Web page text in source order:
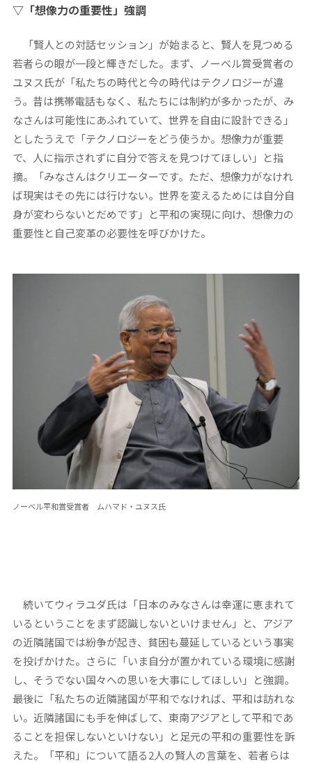
▽「想像力の重要性」強調
「賢人との対話セッション」が始まると、賢人を見つめる
若者らの眼が一段と輝きだした。まず、ノーベル賞受賞者の
ユヌス氏が「私たちの時代と今の時代はテクノロジーが違
う。昔は携帯電話もなく、私たちには制約が多かったが、み
なさんは可能性にあふれていて、世界を自由に設計できる」
としたうえで「テクノロジーをどう使うか。想像力が重要
で、人に指示されずに自分で答えを見つけてほしい」と指
摘。「みなさんはクリエーターです。ただ、想像力がなけれ
ば現実はその先には行けない。世界を変えるためには自分自
身が変わらないとだめです」と平和の実現に向け、想像力の
重要性と自己変革の必要性を呼びかけた。
ノーベル平和賞受賞者 ムハマド・ユヌス氏
続いてウィラユダ氏は「日本のみなさんは幸運に恵まれて
いるということをまず認識しないといけません」と、アジア
の近隣諸国では紛争が起き、貧困も蔓延しているという事実
を投げかけた。さらに「いま自分が置かれている環境に感謝
し、そうでない国々への思いを大事にしてほしい」と強調。
最後に「私たちの近隣諸国が平和でなければ、平和は訪れな
い。近隣諸国にも手を伸ばして、東南アジアとして平和であ
ることを担保しないといけない」と足元の平和の重要性を訴
えた。「平和」について語る2人の賢人の言葉を、若者らは